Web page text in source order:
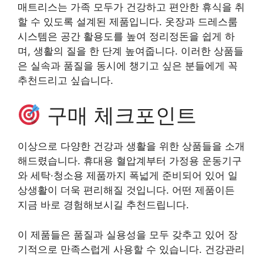
매트리스는 가족 모두가 건강하고 편안한 휴식을 취
할 수 있도록 설계된 제품입니다. 옷장과 드레스룸
시스템은 공간 활용도를 높여 정리정돈을 쉽게 하
며, 생활의 질을 한 단계 높여줍니다. 이러한 상품들
은 실속과 품질을 동시에 챙기고 싶은 분들에게 꼭
추천드리고 싶습니다.
구매 체크포인트
이상으로 다양한 건강과 생활을 위한 상품들을 소개
해드렸습니다. 휴대용 혈압계부터 가정용 운동기구
와 세탁·청소용 제품까지 폭넓게 준비되어 있어 일
상생활이 더욱 편리해질 것입니다. 어떤 제품이든
지금 바로 경험해보시길 추천드립니다.
이 제품들은 품질과 실용성을 모두 갖추고 있어 장
기적으로 만족스럽게 사용할 수 있습니다. 건강관리